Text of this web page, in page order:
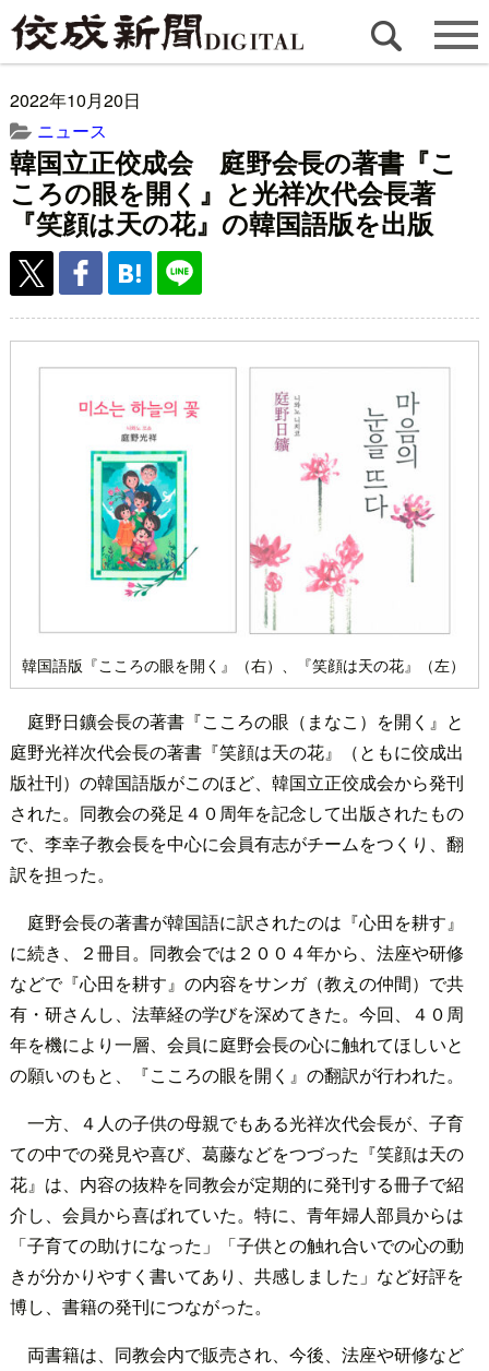
2022年10月20日
ニュース
韓国立正佼成会 庭野会長の著書『こ
ころの眼を開く』と光祥次代会長著
『笑顔は天の花』の韓国語版を出版
韓国語版『こころの眼を開く』（右）、『笑顔は天の花』（左）
庭野日鑛会長の著書『こころの眼（まなこ）を開く』と
庭野光祥次代会長の著書『笑顔は天の花』（ともに佼成出
版社刊）の韓国語版がこのほど、韓国立正佼成会から発刊
された。同教会の発足４０周年を記念して出版されたもの
で、李幸子教会長を中心に会員有志がチームをつくり、翻
訳を担った。
庭野会長の著書が韓国語に訳されたのは『心田を耕す』
に続き、２冊目。同教会では２００４年から、法座や研修
などで『心田を耕す』の内容をサンガ（教えの仲間）で共
有・研さんし、法華経の学びを深めてきた。今回、４０周
年を機により一層、会員に庭野会長の心に触れてほしいと
の願いのもと、『こころの眼を開く』の翻訳が行われた。
一方、４人の子供の母親でもある光祥次代会長が、子育
ての中での発見や喜び、葛藤などをつづった『笑顔は天の
花』は、内容の抜粋を同教会が定期的に発刊する冊子で紹
介し、会員から喜ばれていた。特に、青年婦人部員からは
「子育ての助けになった」「子供との触れ合いでの心の動
きが分かりやすく書いてあり、共感しました」など好評を
博し、書籍の発刊につながった。
両書籍は、同教会内で販売され、今後、法座や研修など